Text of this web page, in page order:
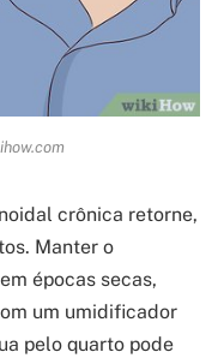
crônica retorne,
Manter o
épocas secas,
um umidificador
pelo quarto pode